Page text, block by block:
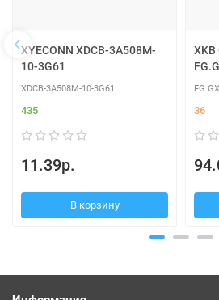
XYECONN XDCB-3A508M-
10-3G61
XDCB-3A508M-10-3G61
435
11.39р.
В корзину
XKB
36